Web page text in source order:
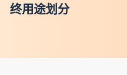
终用途划分